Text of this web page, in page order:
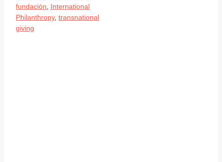
fundación
International
Philanthropy, transnational
giving